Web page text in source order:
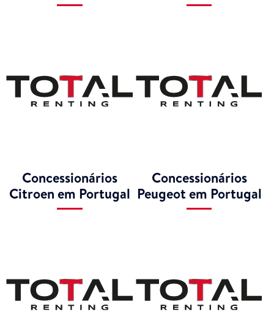
Concessionários
Citroen em Portugal
Concessionários
Peugeot em Portugal